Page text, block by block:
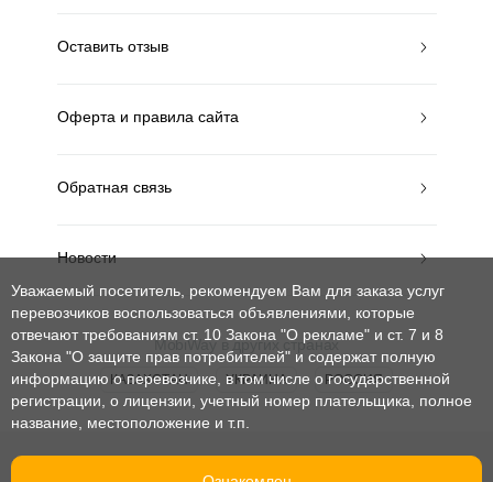
Оставить отзыв
Оферта и правила сайта
Обратная связь
Новости
MobiWay в других странах
КАЗАХСТАН УКРАИНА РОССИЯ
Уважаемый посетитель, рекомендуем Вам для заказа услуг
перевозчиков воспользоваться объявлениями, которые
отвечают требованиям ст. 10 Закона "О рекламе" и ст. 7 и 8
Закона "О защите прав потребителей" и содержат полную
информацию о перевозчике, в том числе о государственной
регистрации, о лицензии, учетный номер плательщика, полное
название, местоположение и т.п.